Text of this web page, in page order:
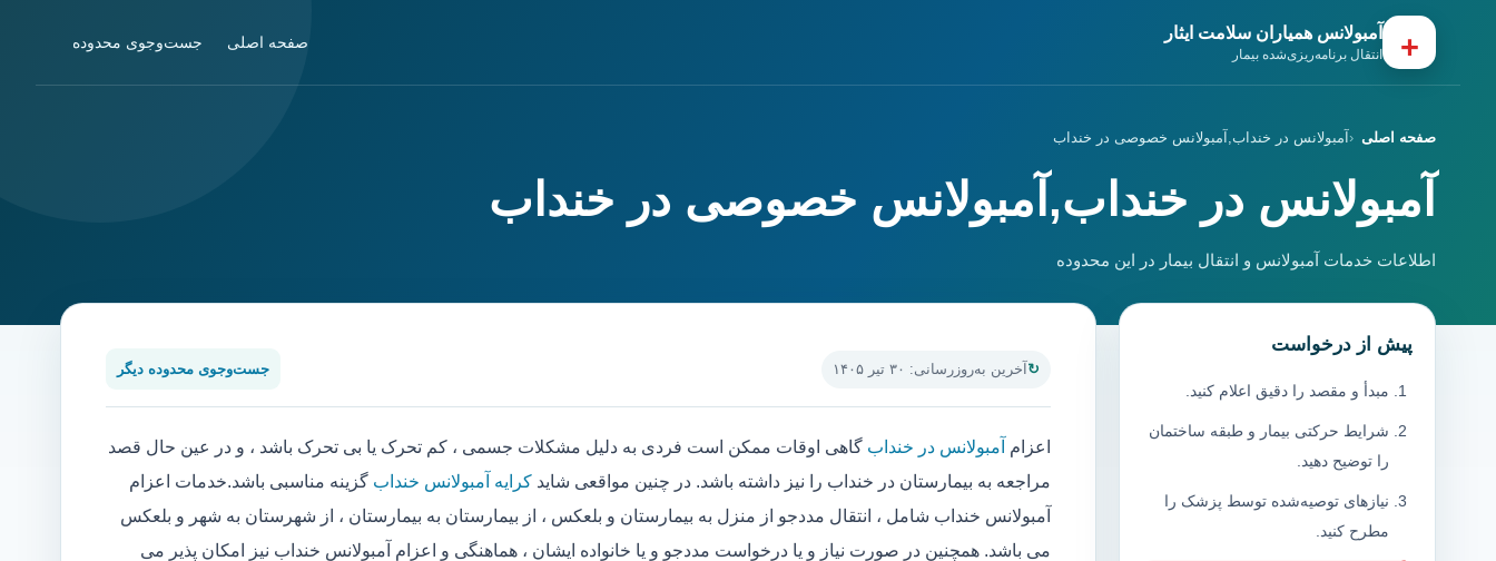
+ آمبولانس همیاران سلامت ایثار
انتقال برنامه‌ریزی‌شده بیمار
صفحه اصلی جست‌وجوی محدوده
صفحه اصلی آمبولانس در خنداب,آمبولانس خصوصی در خنداب
آمبولانس در خنداب,آمبولانس خصوصی در خنداب
اطلاعات خدمات آمبولانس و انتقال بیمار در این محدوده
آخرین به‌روزرسانی: ۳۰ تیر ۱۴۰۵ جست‌وجوی محدوده دیگر
اعزام آمبولانس در خنداب گاهی اوقات ممکن است فردی به دلیل مشکلات جسمی ، کم تحرک یا بی تحرک باشد ، و در عین حال قصد
مراجعه به بیمارستان در خنداب را نیز داشته باشد. در چنین مواقعی شاید کرایه آمبولانس خنداب گزینه مناسبی باشد.خدمات اعزام
آمبولانس خنداب شامل ، انتقال مددجو از منزل به بیمارستان و بلعکس ، از بیمارستان به بیمارستان ، از شهرستان به شهر و بلعکس
می باشد. همچنین در صورت نیاز و یا درخواست مددجو و یا خانواده ایشان ، هماهنگی و اعزام آمبولانس خنداب نیز امکان پذیر می
پیش از درخواست
مبدأ و مقصد را دقیق اعلام کنید.
شرایط حرکتی بیمار و طبقه ساختمان
را توضیح دهید.
نیازهای توصیه‌شده توسط پزشک را
مطرح کنید.